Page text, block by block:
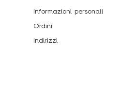
Informazioni personali
Ordini
Indirizzi